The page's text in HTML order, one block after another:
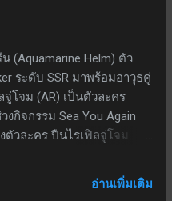
ห้ Ling และมังกรได้รับ ATK
นซัมม่อนในกระเป๋าเพิ่มทันที
ต้น 10; ใช้ SP 30; ระยะเวลา
ใช้ cost 12, โจมตีได้ 1 ช่อง
สกิล 2 (ใช้บ้างบาง
ดสกิลเด้งเอง; เป็นสกิลกด
ดใช้: ที่เลเวล 7 Ling และ
(Aquamarine Helm) ตัว
ระดับ SSR มาพร้อมอาวุธคู่
จู่โจม (AR) เป็นตัวละคร
งกิจกรรม Sea You Again
วละคร ปืนไรเฟิลจู่โจม
ปิดใช้งานเมื่อโจมตีปกติเข้า
กับเป้าหมาย - ทำดาเมจเพิ่ม
อ่านเพิ่มเติม